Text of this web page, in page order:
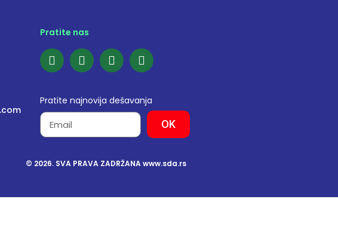
Pratite nas
Pratite najnovija dešavanja
OK
© 2026. SVA PRAVA ZADRŽANA www.sda.rs